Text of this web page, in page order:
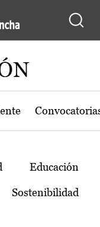
Castilla-La
Educación
Sostenibilidad